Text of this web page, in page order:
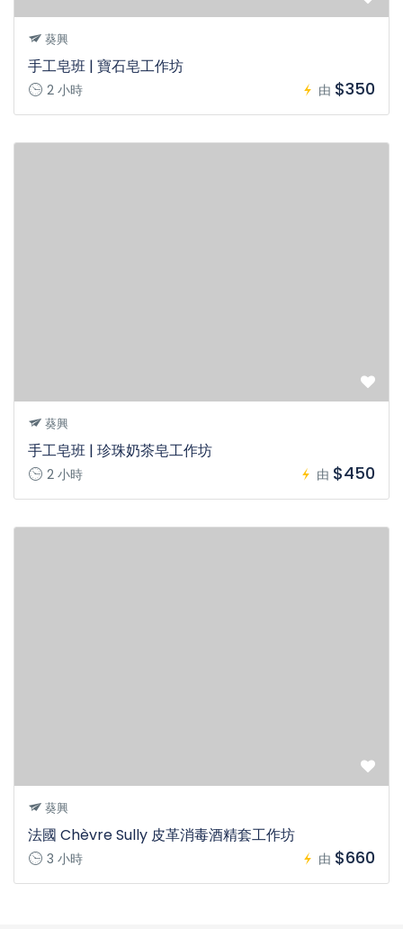
葵興
手工皂班 | 寶石皂工作坊
2 小時 由 $350
葵興
手工皂班 | 珍珠奶茶皂工作坊
2 小時 由 $450
葵興
法國 Chèvre Sully 皮革消毒酒精套工作坊
3 小時 由 $660